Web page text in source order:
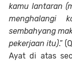
kamu lantaran
menghalangi
sembahyang
pekerjaan itu).”
Ayat di atas